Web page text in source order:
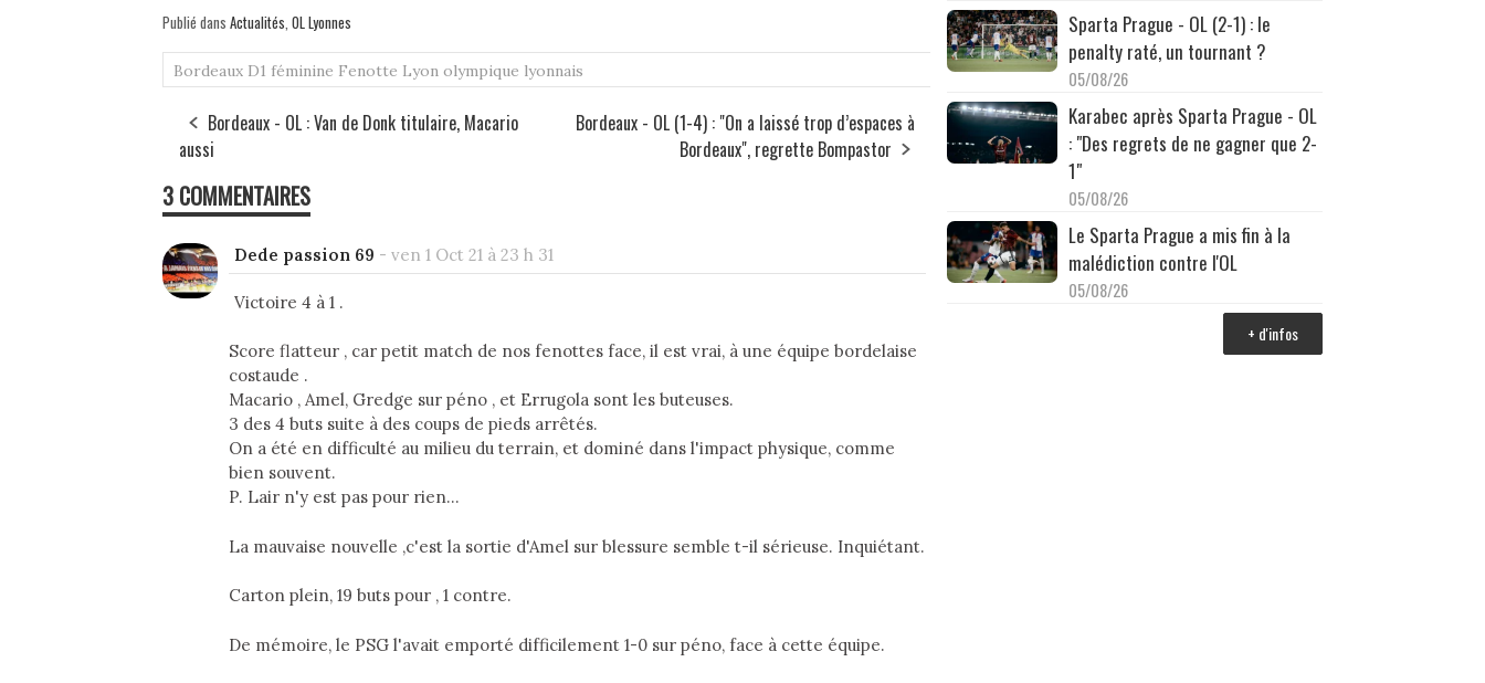
Publié dans Actualités OL Lyonnes
Bordeaux D1 féminine Fenotte Lyon olympique lyonnais
Bordeaux - OL : Van de Donk titulaire, Macario
aussi
Bordeaux - OL (1-4) : "On a laissé trop d’espaces à
Bordeaux", regrette Bompastor
3 COMMENTAIRES
Dede passion 69 - ven 1 Oct 21 à 23 h 31
Victoire 4 à 1 .
Score flatteur , car petit match de nos fenottes face, il est vrai, à une équipe bordelaise
costaude .
Macario , Amel, Gredge sur péno , et Errugola sont les buteuses.
3 des 4 buts suite à des coups de pieds arrêtés.
On a été en difficulté au milieu du terrain, et dominé dans l'impact physique, comme
bien souvent.
P. Lair n'y est pas pour rien...
La mauvaise nouvelle ,c'est la sortie d'Amel sur blessure semble t-il sérieuse. Inquiétant.
Carton plein, 19 buts pour , 1 contre.
De mémoire, le PSG l'avait emporté difficilement 1-0 sur péno, face à cette équipe.
Sparta Prague - OL (2-1) : le
penalty raté, un tournant ?
05/08/26
Karabec après Sparta Prague - OL
: "Des regrets de ne gagner que 2-
1"
05/08/26
Le Sparta Prague a mis fin à la
malédiction contre l'OL
05/08/26
+ d'infos